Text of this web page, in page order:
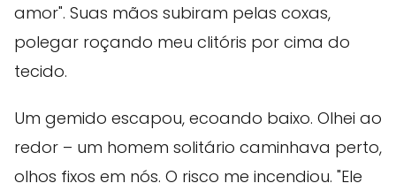
amor". Suas mãos subiram pelas coxas,
polegar roçando meu clitóris por cima do
tecido.
Um gemido escapou, ecoando baixo. Olhei ao
redor – um homem solitário caminhava perto,
olhos fixos em nós. O risco me incendiou. "Ele